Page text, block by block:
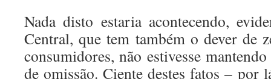
Nada disto estaria acontecendo,
Central, que tem também o dever de
consumidores, não estivesse
de omissão. Ciente destes fatos – por